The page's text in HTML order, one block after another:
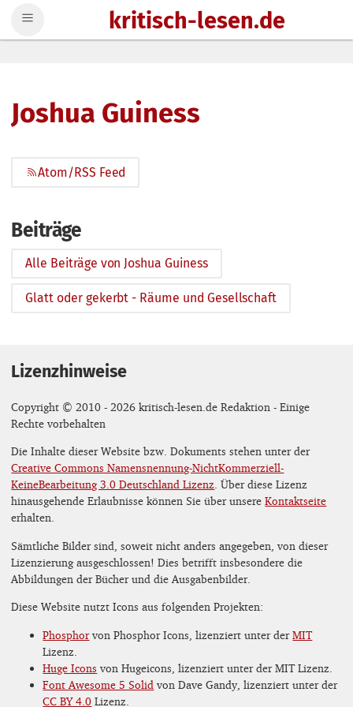
kritisch-lesen.de
Joshua Guiness
Atom/RSS Feed
Beiträge
Alle Beiträge von Joshua Guiness
Glatt oder gekerbt - Räume und Gesellschaft
Lizenzhinweise
Copyright © 2010 - 2026 kritisch-lesen.de Redaktion - Einige
Rechte vorbehalten
Die Inhalte dieser Website bzw. Dokuments stehen unter der
Creative Commons Namensnennung-NichtKommerziell-
KeineBearbeitung 3.0 Deutschland Lizenz. Über diese Lizenz
hinausgehende Erlaubnisse können Sie über unsereKontaktseite
erhalten.
Sämtliche Bilder sind, soweit nicht anders angegeben, von dieser
Lizenzierung ausgeschlossen! Dies betrifft insbesondere die
Abbildungen der Bücher und die Ausgabenbilder.
Diese Website nutzt Icons aus folgenden Projekten:
Phosphorvon Phosphor Icons, lizenziert unter derMIT
Lizenz.
Huge Icons von Hugeicons, lizenziert unter der MIT Lizenz.
Font Awesome 5 Solid von Dave Gandy, lizenziert unter der
CC BY 4.0 Lizenz.